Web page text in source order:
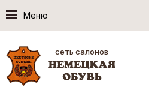
Меню
сеть салонов